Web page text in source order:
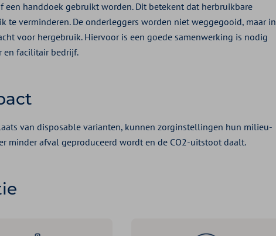
handdoek gebruikt worden. Dit betekent dat herbruikbare
te verminderen. De onderleggers worden niet weggegooid, maar in
voor hergebruik. Hiervoor is een goede samenwerking is nodig
en facilitair bedrijf.
van disposable varianten, kunnen zorginstellingen hun milieu-
minder afval geproduceerd wordt en de CO2-uitstoot daalt.